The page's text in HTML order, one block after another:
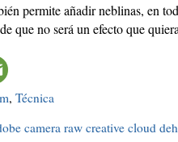
permite añadir neblinas, en
que no será un efecto que
, Técnica
camera raw creative cloud